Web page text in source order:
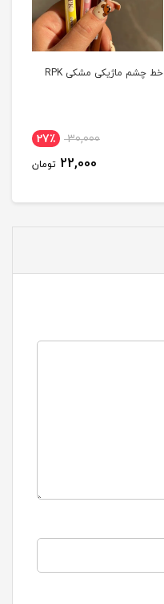
خط چشم ماژیکی مشکی RPK
30,000 27٪
22,000 تومان